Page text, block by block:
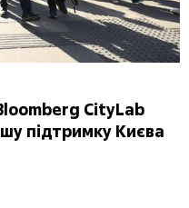
CityLab
підтримку Києва